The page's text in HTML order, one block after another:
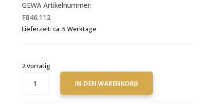
GEWA Artikelnummer:
F846.112
Lieferzeit: ca. 5 Werktage
2 vorrätig
GEWA
BONGOSTÄNDER
IN DEN WARENKORB